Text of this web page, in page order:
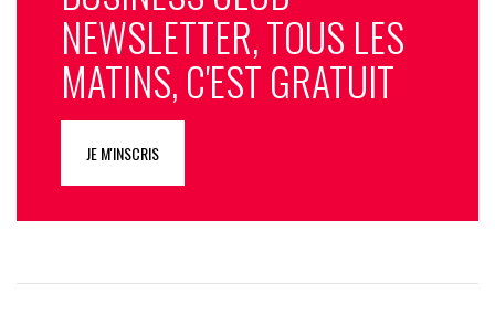
NEWSLETTER, TOUS LES
MATINS, C'EST GRATUIT
JE M'INSCRIS